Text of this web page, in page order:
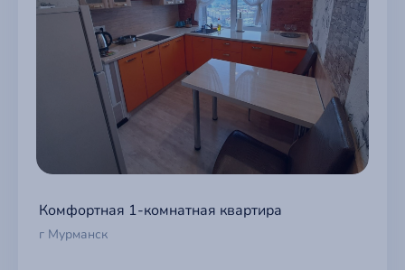
Комфортная 1-комнатная квартира
г Мурманск